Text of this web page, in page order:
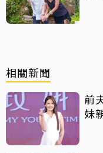
相關新聞
前
妹